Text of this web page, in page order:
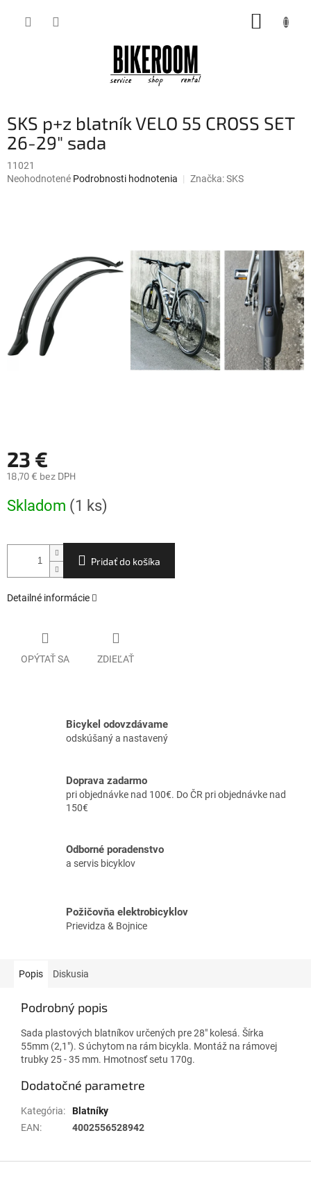
SKS p+z blatník VELO 55 CROSS SET
26-29" sada
11021
Priemerné
hviezdičiek.
Neohodnotené Podrobnosti hodnotenia Značka:SKS
23 €
18,70 € bez DPH
cena:
Skladom (1 ks)
Pridať do košíka
Detailné informácie
OPÝTAŤ SA ZDIEĽAŤ
Bicykel odovzdávame
odskúšaný a nastavený
Doprava zadarmo
pri objednávke nad 100€. Do ČR pri objednávke nad
150€
Odborné poradenstvo
a servis bicyklov
Požičovňa elektrobicyklov
Prievidza & Bojnice
Popis Diskusia
Podrobný popis
Sada plastových blatníkov určených pre 28" kolesá. Šírka
55mm (2,1"). S úchytom na rám bicykla. Montáž na rámovej
trubky 25 - 35 mm. Hmotnosť setu 170g.
Dodatočné parametre
Kategória:
Blatníky
EAN: 4002556528942